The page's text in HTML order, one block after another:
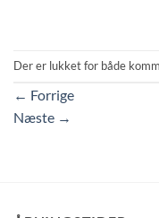
Der er lukket for både
← Forrige
Næste →